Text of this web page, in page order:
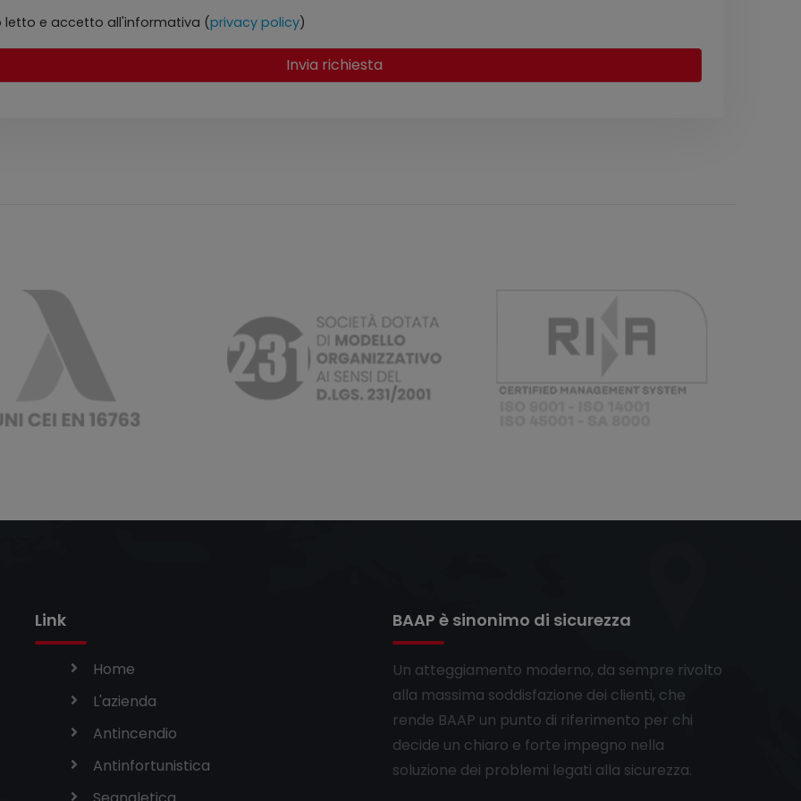
letto e accetto all'informativa (privacy policy)
Invia richiesta
Link
Home
L'azienda
Antincendio
Antinfortunistica
BAAP è sinonimo di sicurezza
Un atteggiamento moderno, da sempre rivolto
alla massima soddisfazione dei clienti, che
rende BAAP un punto di riferimento per chi
decide un chiaro e forte impegno nella
soluzione dei problemi legati alla sicurezza.